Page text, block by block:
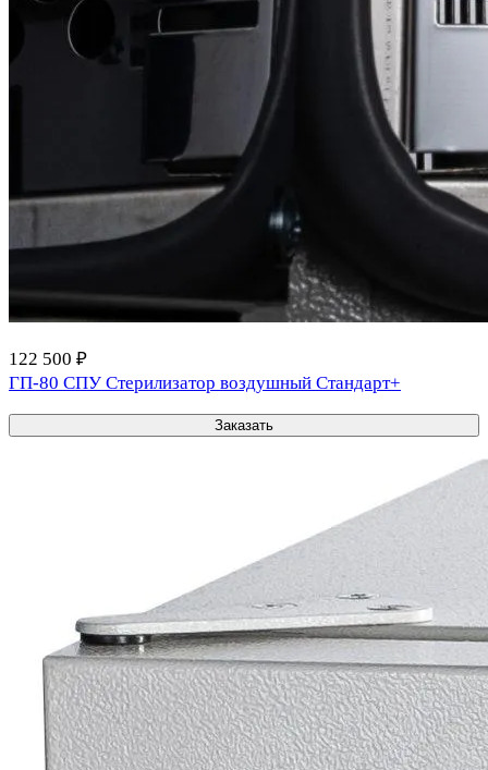
122 500 ₽
ГП-80 СПУ Стерилизатор воздушный Стандарт+
Заказать